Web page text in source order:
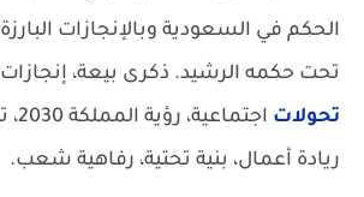
الحكم في السعودية وبالإنجازات
تحت حكمه الرشيد. ذكرى بيعة،
تحولات
ريادة أعمال، بنية تحتية، رفاهية شعب.